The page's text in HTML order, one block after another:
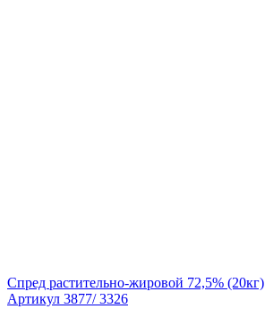
Спред растительно-жировой 72,5% (20кг)
Артикул 3877/ 3326